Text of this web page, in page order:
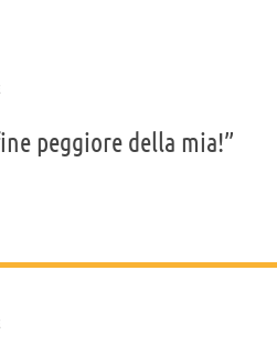
peggiore della mia!”